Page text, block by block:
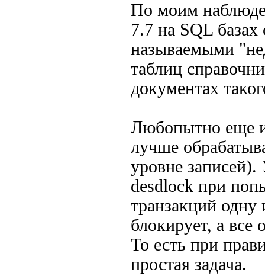
По моим
7.7 на SQL базах
называемыми
таблиц
документах
Любопытно еще
лучше
уровне
desdlock при
транзакций одну
блокирует, а все
То есть при
простая задача.